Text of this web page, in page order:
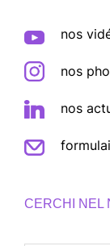
nos
nos
nos
CERCHI NEL